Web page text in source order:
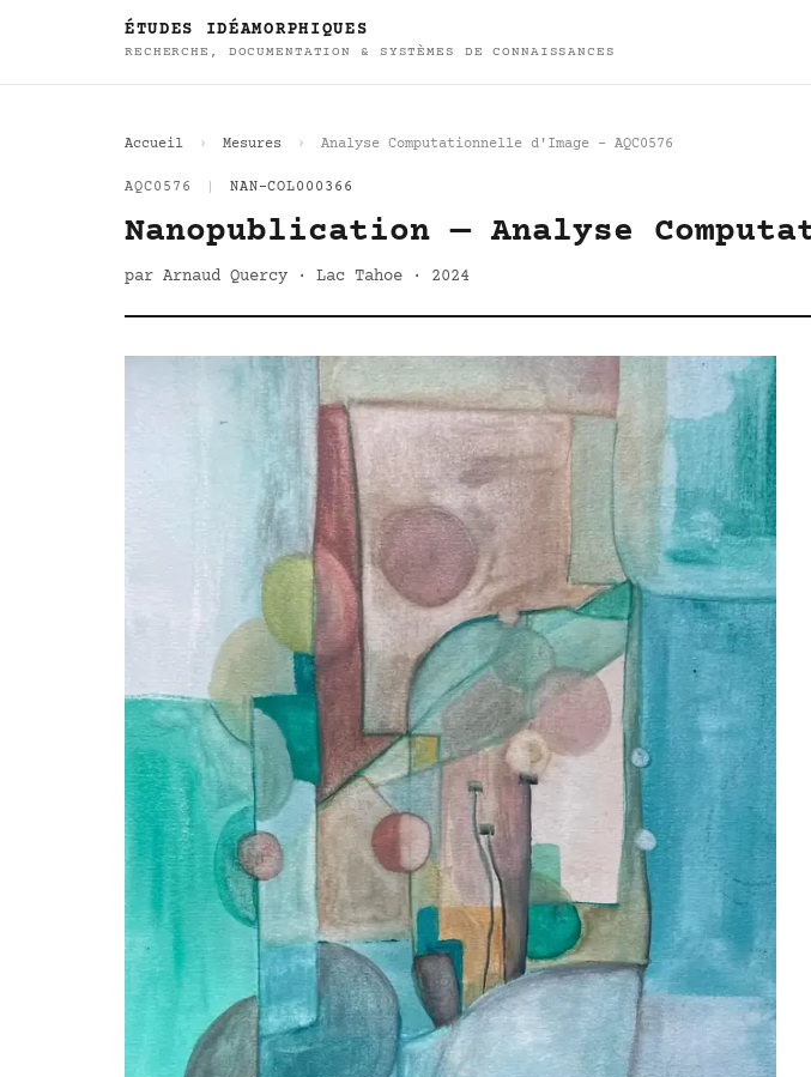
ÉTUDES IDÉAMORPHIQUES
RECHERCHE, DOCUMENTATION & SYSTÈMES DE CONNAISSANCES
Accueil Mesures Analyse Computationnelle d'Image - AQC0576
AQC0576 NAN-COL000366
Nanopublication — Analyse
par Arnaud Quercy · Lac Tahoe · 2024